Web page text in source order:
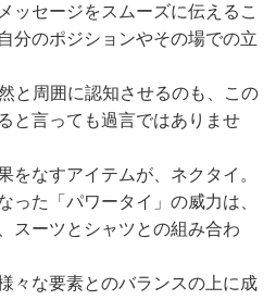
ッセージをスムーズに伝えるこ
分のポジションやその場での立
と周囲に認知させるのも、この
と言っても過言ではありませ
をなすアイテムが、ネクタイ。
った「パワータイ」の威力は、
スーツとシャツとの組み合わ
々な要素とのバランスの上に成